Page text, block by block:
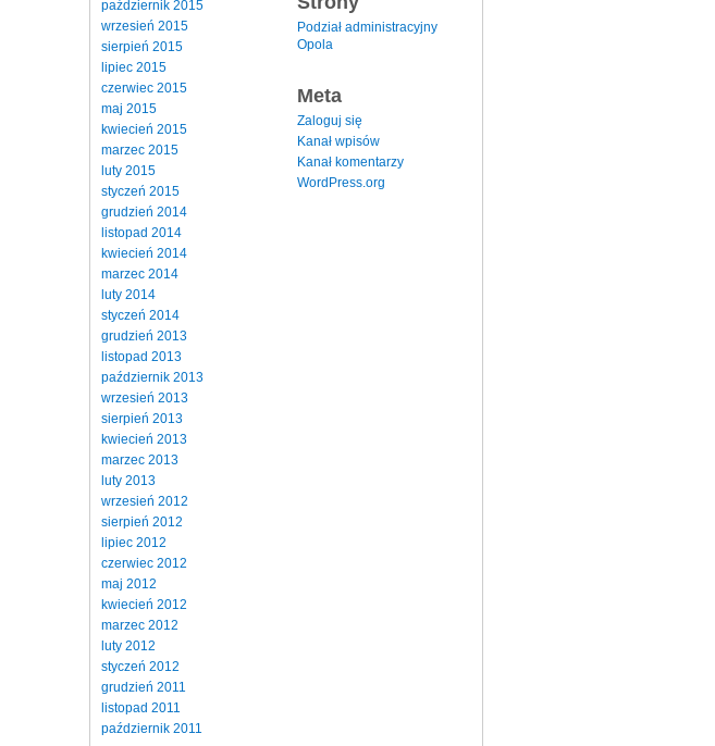
październik 2015
wrzesień 2015
sierpień 2015
lipiec 2015
czerwiec 2015
maj 2015
kwiecień 2015
marzec 2015
luty 2015
styczeń 2015
grudzień 2014
listopad 2014
kwiecień 2014
marzec 2014
luty 2014
styczeń 2014
grudzień 2013
listopad 2013
październik 2013
wrzesień 2013
sierpień 2013
kwiecień 2013
marzec 2013
luty 2013
wrzesień 2012
sierpień 2012
lipiec 2012
czerwiec 2012
maj 2012
kwiecień 2012
marzec 2012
luty 2012
styczeń 2012
grudzień 2011
listopad 2011
październik 2011
Podział administracyjny
Opola
Meta
Zaloguj się
Kanał wpisów
Kanał komentarzy
WordPress.org